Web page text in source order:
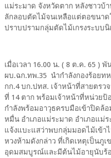
แม่ระมาด จังหวัดตาก หลังชาว
ลักลอบตัดไม้จนเหลือแต่ตอขนาด
ปราบปรามกลุ่มตัดไม้เกรงระบบนิ
เมื่อเวลา 16.00 น. ( 8 ต.ค. 65 )
ผบ.ฉก.ทพ.35 นำกำลังกองร้อยท
กก.4 บก.ปทส. เจ้าหน้าที่สายตร
ที่ 14 ตาก พร้อมเจ้าหน้าที่หน่วยป้
กำลังพร้อมอาวุธครบมือเข้าปิด
หมื่น อำเภอแม่ระมาด อำเภอแม่
แจ้งแบะแสว่าพบกลุ่มมอดไม้เข้
หวงห้ามดังกล่าว ที่เกิดเหตุเป็นภู
อุดมสมบูรณ์และมีต้นไม้อายุนับร้